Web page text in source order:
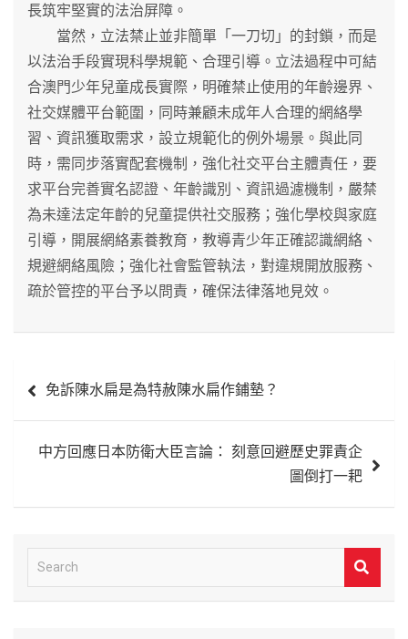
長筑牢堅實的法治屏障。
當然，立法禁止並非簡單「一刀切」的封鎖，而是
以法治手段實現科學規範、合理引導。立法過程中可結
合澳門少年兒童成長實際，明確禁止使用的年齡邊界、
社交媒體平台範圍，同時兼顧未成年人合理的網絡學
習、資訊獲取需求，設立規範化的例外場景。與此同
時，需同步落實配套機制，強化社交平台主體責任，要
求平台完善實名認證、年齡識別、資訊過濾機制，嚴禁
為未達法定年齡的兒童提供社交服務；強化學校與家庭
引導，開展網絡素養教育，教導青少年正確認識網絡、
規避網絡風險；強化社會監管執法，對違規開放服務、
疏於管控的平台予以問責，確保法律落地見效。
章
免訴陳水扁是為特赦陳水扁作鋪墊？
中方回應日本防衛大臣言論： 刻意回避歷史罪責企
圖倒打一耙
e